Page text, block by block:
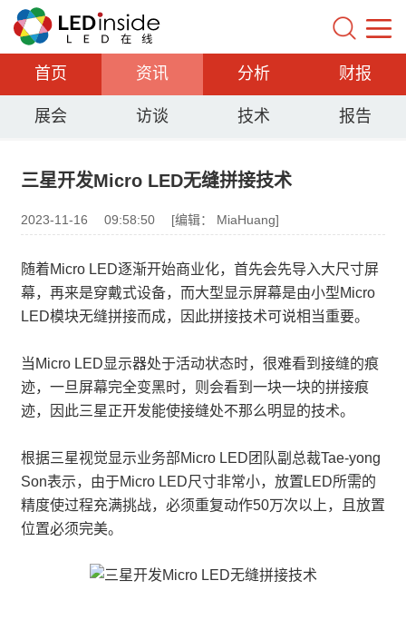
首页 资讯 分析 财报
展会 访谈 技术 报告
三星开发Micro LED无缝拼接技术
2023-11-16 09:58:50 [编辑： MiaHuang]
随着Micro LED逐渐开始商业化，首先会先导入大尺寸屏
幕，再来是穿戴式设备，而大型显示屏幕是由小型Micro
LED模块无缝拼接而成，因此拼接技术可说相当重要。
当Micro LED显示器处于活动状态时，很难看到接缝的痕
迹，一旦屏幕完全变黑时，则会看到一块一块的拼接痕
迹，因此三星正开发能使接缝处不那么明显的技术。
根据三星视觉显示业务部Micro LED团队副总裁Tae-yong
Son表示，由于Micro LED尺寸非常小，放置LED所需的
精度使过程充满挑战，必须重复动作50万次以上，且放置
位置必须完美。